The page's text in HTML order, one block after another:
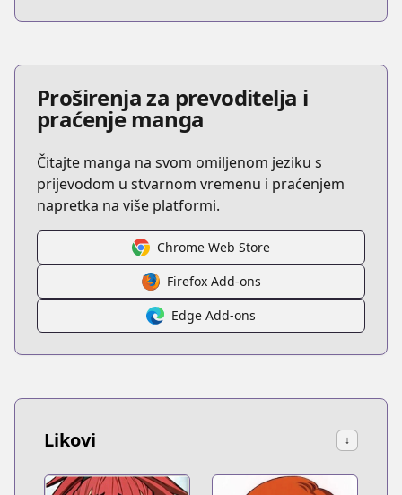
Proširenja za prevoditelja i
praćenje manga
Čitajte manga na svom omiljenom jeziku s
prijevodom u stvarnom vremenu i praćenjem
napretka na više platformi.
Chrome Web Store
Firefox Add-ons
Edge Add-ons
Likovi ↓